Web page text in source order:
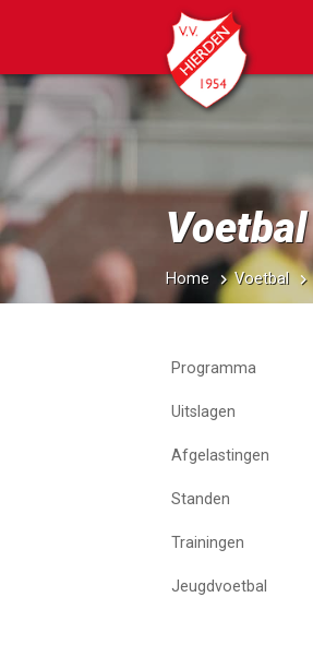
Voetbal
Home Voetbal
Programma
Uitslagen
Afgelastingen
Standen
Trainingen
Jeugdvoetbal